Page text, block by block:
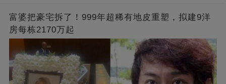
富婆把豪宅拆了！999年超稀有地皮重塑，拟建9洋
房每栋2170万起